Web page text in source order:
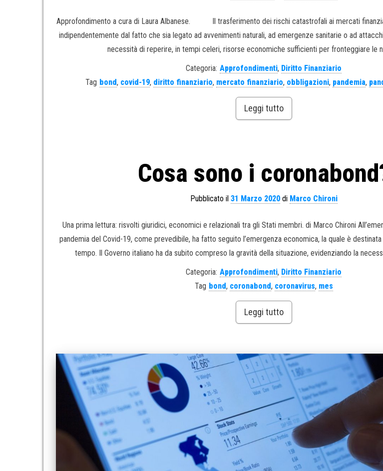
Approfondimento a cura di Laura Albanese. Il trasferimento dei rischi catastrofali ai mercati
indipendentemente dal fatto che sia legato ad avvenimenti naturali, ad emergenze sanitarie o ad
necessità di reperire, in tempi celeri, risorse economiche sufficienti per fronteggiare le
Categoria: Approfondimenti, Diritto Finanziario
Tag bond, covid-19, diritto finanziario, mercato finanziario, obbligazioni, pandemia,
Leggi tutto
Cosa sono i
Pubblicato il 31 Marzo 2020di Marco Chironi
Una prima lettura: risvolti giuridici, economici e relazionali tra gli Stati membri. di Marco Chironi
pandemia del Covid-19, come prevedibile, ha fatto seguito l’emergenza economica, la quale è
tempo. Il Governo italiano ha da subito compreso la gravità della situazione, evidenziando la
Categoria: Approfondimenti, Diritto Finanziario
Tag bond, coronabond, coronavirus, mes
Leggi tutto